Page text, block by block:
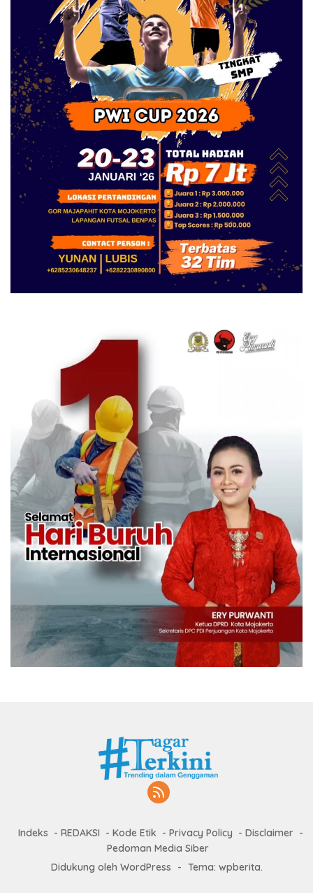
Indeks REDAKSI Kode Etik Privacy Policy
Disclaimer
Pedoman Media Siber
Didukung oleh WordPress
- Tema: wpberita.